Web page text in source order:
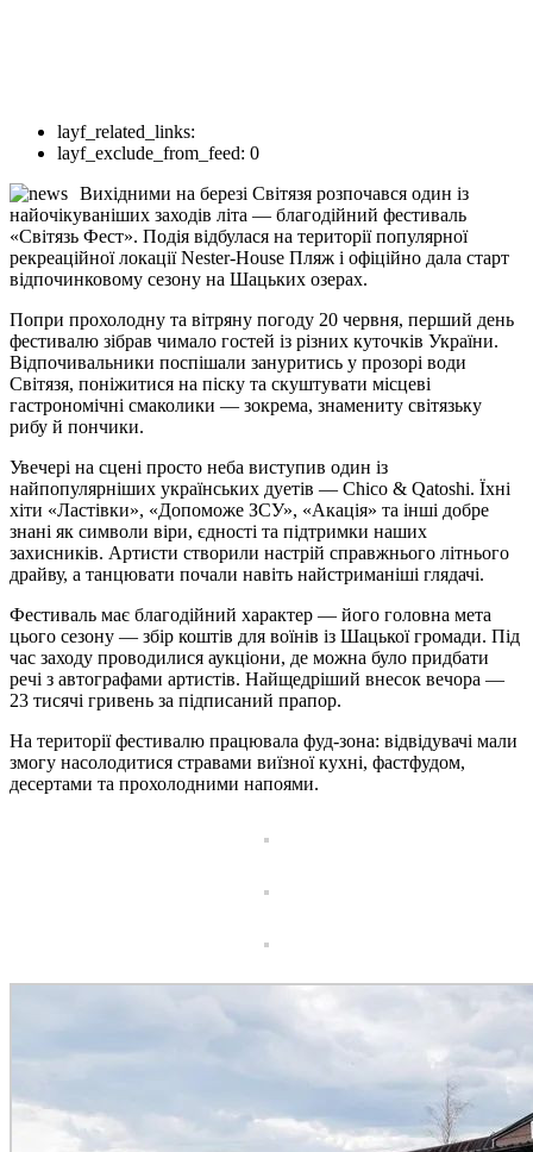
layf_related_links:
layf_exclude_from_feed: 0
Вихідними на березі Світязя розпочався один із
найочікуваніших заходів літа — благодійний фестиваль
«Світязь Фест». Подія відбулася на території популярної
рекреаційної локації Nester-House Пляж і офіційно дала старт
відпочинковому сезону на Шацьких озерах.
Попри прохолодну та вітряну погоду 20 червня, перший день
фестивалю зібрав чимало гостей із різних куточків України.
Відпочивальники поспішали зануритись у прозорі води
Світязя, поніжитися на піску та скуштувати місцеві
гастрономічні смаколики — зокрема, знамениту світязьку
рибу й пончики.
Увечері на сцені просто неба виступив один із
найпопулярніших українських дуетів — Chico & Qatoshi. Їхні
хіти «Ластівки», «Допоможе ЗСУ», «Акація» та інші добре
знані як символи віри, єдності та підтримки наших
захисників. Артисти створили настрій справжнього літнього
драйву, а танцювати почали навіть найстриманіші глядачі.
Фестиваль має благодійний характер — його головна мета
цього сезону — збір коштів для воїнів із Шацької громади. Під
час заходу проводилися аукціони, де можна було придбати
речі з автографами артистів. Найщедріший внесок вечора —
23 тисячі гривень за підписаний прапор.
На території фестивалю працювала фуд-зона: відвідувачі мали
змогу насолодитися стравами виїзної кухні, фастфудом,
десертами та прохолодними напоями.